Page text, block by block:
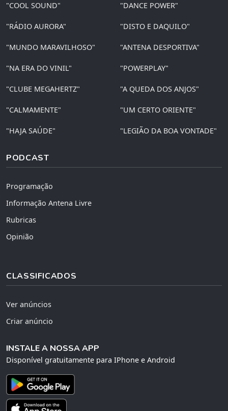
"COOL SOUND" "DANCE POWER"
"RÁDIO AURORA" "DISTO E DAQUILO"
"MUNDO MARAVILHOSO" "ANTENA DESPORTIVA"
"NA ERA DO VINIL" "POWERPLAY"
"CLUBE MEGAHERTZ" "A QUEDA DOS ANJOS"
"CALMAMENTE" "UM CERTO ORIENTE"
"HAJA SAÚDE" "LEGIÃO DA BOA VONTADE"
PODCAST
Programação
Informação Antena Livre
Rubricas
Opinião
CLASSIFICADOS
Ver anúncios
Criar anúncio
INSTALE A NOSSA APP
Disponível gratuitamente para IPhone e Android